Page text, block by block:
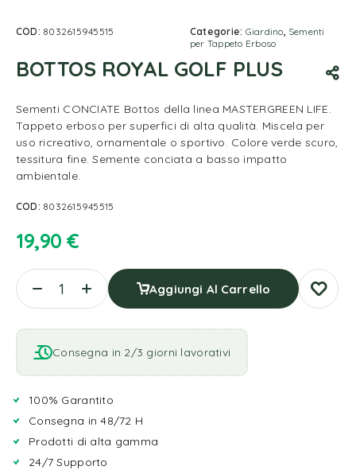
COD: 8032615945515 Categorie: Giardino, Sementi
per Tappeto Erboso
BOTTOS ROYAL GOLF PLUS
Sementi CONCIATE Bottos della linea MASTERGREEN LIFE.
Tappeto erboso per superfici di alta qualità. Miscela per
uso ricreativo, ornamentale o sportivo. Colore verde scuro,
tessitura fine. Semente conciata a basso impatto
ambientale.
COD: 8032615945515
19,90 €
Aggiungi Al Carrello
Consegna in 2/3 giorni lavorativi
100% Garantito
Consegna in 48/72 H
Prodotti di alta gamma
24/7 Supporto